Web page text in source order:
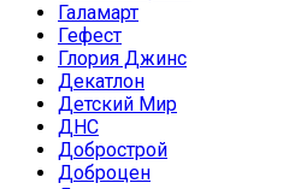
Галамарт
Гефест
Глория Джинс
Декатлон
Детский Мир
ДНС
Добрострой
Доброцен